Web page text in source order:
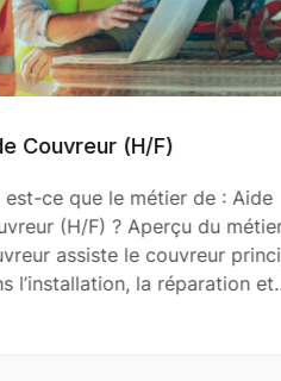
Aide-maçon (H/F)
Qu' est-ce que le
(H/F) ? Aperçu du
assiste le maçon
rénovation et